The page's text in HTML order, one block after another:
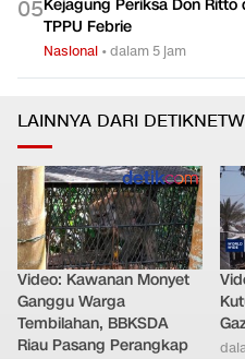
05Kejagung Periksa Don
TPPU Febrie
Nasional •dalam 5 jam
LAINNYA DARI
Video: Kawanan Monyet
Ganggu Warga
Tembilahan, BBKSDA
Riau Pasang Perangkap